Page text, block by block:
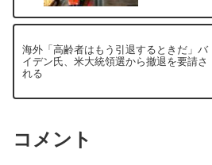
海外「高齢者はもう引退するときだ」バ
イデン氏、米大統領選から撤退を要請さ
れる
コメント